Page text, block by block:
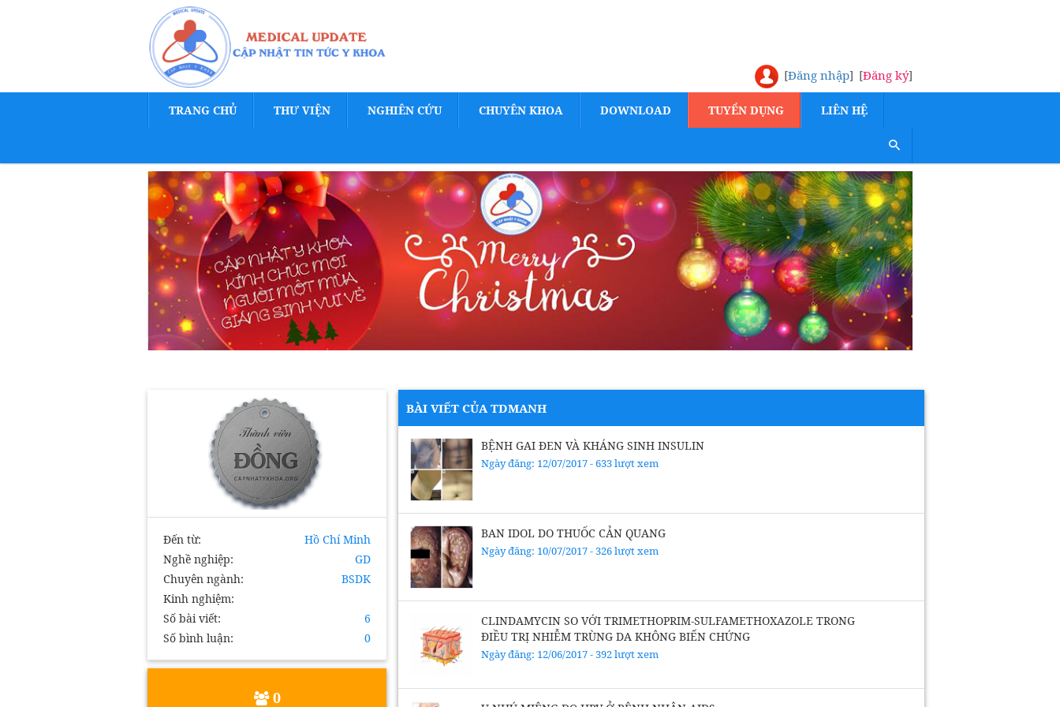
[Đăng nhập] [Đăng ký]
TRANG CHỦ THƯ VIỆN NGHIÊN CỨU CHUYÊN KHOA DOWNLOAD TUYỂN DỤNG LIÊN HỆ
Đến từ:
Hồ Chí Minh
Nghề nghiệp:
GD
Chuyên ngành:
BSDK
Kinh nghiệm:
Số bài viết:
6
Số bình luận:
0
0
BÀI VIẾT CỦA TDMANH
BỆNH GAI ĐEN VÀ KHÁNG SINH INSULIN
Ngày đăng: 12/07/2017 - 633 lượt xem
BAN IDOL DO THUỐC CẢN QUANG
Ngày đăng: 10/07/2017 - 326 lượt xem
CLINDAMYCIN SO VỚI TRIMETHOPRIM-SULFAMETHOXAZOLE TRONG
ĐIỀU TRỊ NHIỄM TRÙNG DA KHÔNG BIẾN CHỨNG
Ngày đăng: 12/06/2017 - 392 lượt xem